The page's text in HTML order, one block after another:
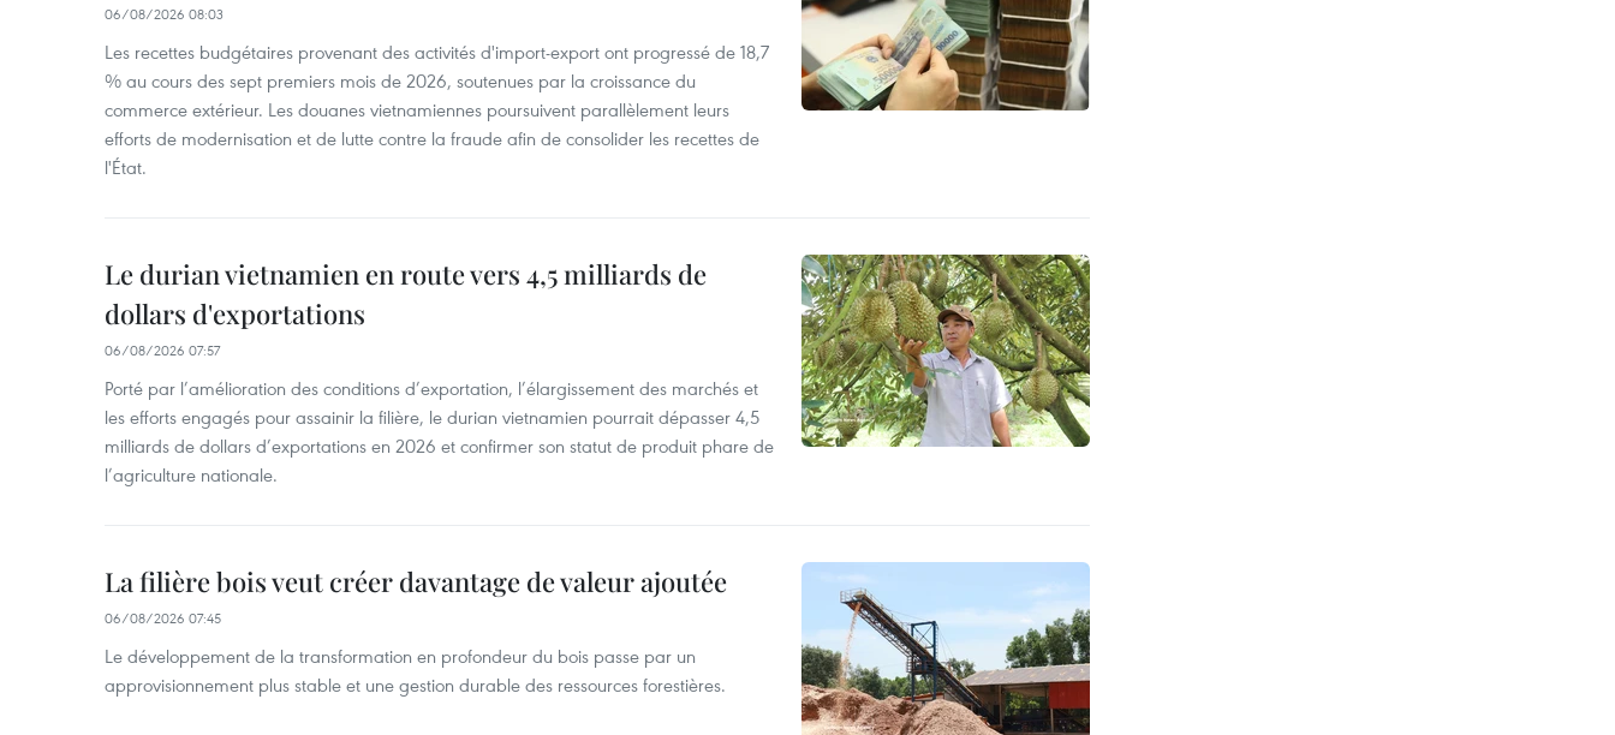
06/08/2026 08:03
Les recettes budgétaires provenant des activités d'import-export ont progressé de 18,7
% au cours des sept premiers mois de 2026, soutenues par la croissance du
commerce extérieur. Les douanes vietnamiennes poursuivent parallèlement leurs
efforts de modernisation et de lutte contre la fraude afin de consolider les recettes de
l'État.
Le durian vietnamien en route vers 4,5 milliards de
dollars d'exportations
06/08/2026 07:57
Porté par l’amélioration des conditions d’exportation, l’élargissement des marchés et
les efforts engagés pour assainir la filière, le durian vietnamien pourrait dépasser 4,5
milliards de dollars d’exportations en 2026 et confirmer son statut de produit phare de
l’agriculture nationale.
La filière bois veut créer davantage de valeur ajoutée
06/08/2026 07:45
Le développement de la transformation en profondeur du bois passe par un
approvisionnement plus stable et une gestion durable des ressources forestières.